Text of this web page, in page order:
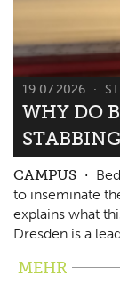
19.07.2026
WHY DO
CAMPUS
to inseminate
explains what
Dresden is a
MEHR